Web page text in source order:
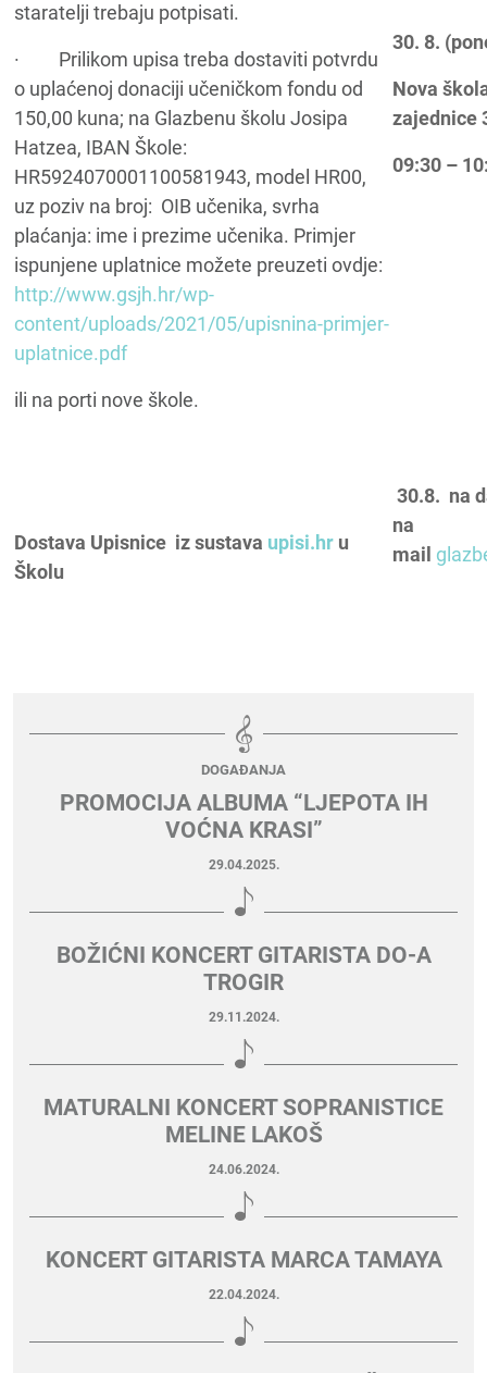
staratelji trebaju potpisati.
· Prilikom upisa treba dostaviti potvrdu
o uplaćenoj donaciji učeničkom fondu od
150,00 kuna; na Glazbenu školu Josipa
Hatzea, IBAN Škole:
HR5924070001100581943, model HR00,
uz poziv na broj: OIB učenika, svrha
plaćanja: ime i prezime učenika. Primjer
ispunjene uplatnice možete preuzeti ovdje:
http://www.gsjh.hr/wp-
content/uploads/2021/05/upisnina-primjer-
uplatnice.pdf
ili na porti nove škole.
30. 8.
Nova
zajednice
09:30 –
Dostava Upisnice iz sustava upisi.hr u
Školu
30.8.
na
mail
DOGAĐANJA
PROMOCIJA ALBUMA “LJEPOTA IH
VOĆNA KRASI”
29.04.2025.
BOŽIĆNI KONCERT GITARISTA DO-A
TROGIR
29.11.2024.
MATURALNI KONCERT SOPRANISTICE
MELINE LAKOŠ
24.06.2024.
KONCERT GITARISTA MARCA TAMAYA
22.04.2024.